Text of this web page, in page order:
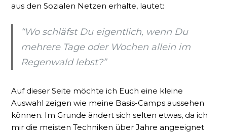
aus den Sozialen Netzen erhalte, lautet:
“Wo schläfst Du eigentlich, wenn Du
mehrere Tage oder Wochen allein im
Regenwald lebst?”
Auf dieser Seite möchte ich Euch eine kleine
Auswahl zeigen wie meine Basis-Camps aussehen
können. Im Grunde ändert sich selten etwas, da ich
mir die meisten Techniken über Jahre angeeignet